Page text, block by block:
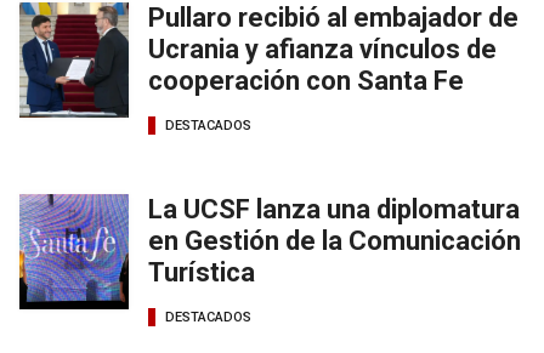
Pullaro recibió al embajador de
Ucrania y afianza vínculos de
cooperación con Santa Fe
DESTACADOS
La UCSF lanza una diplomatura
en Gestión de la Comunicación
Turística
DESTACADOS